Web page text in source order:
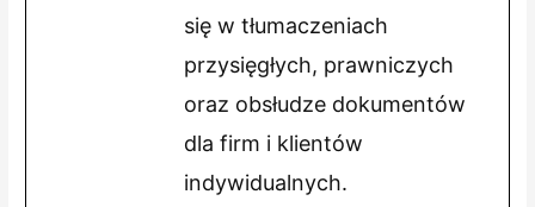
się w tłumaczeniach
przysięgłych, prawniczych
oraz obsłudze dokumentów
dla firm i klientów
indywidualnych.